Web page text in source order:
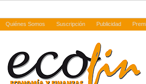
Quiénes Somos Suscripción Publicidad